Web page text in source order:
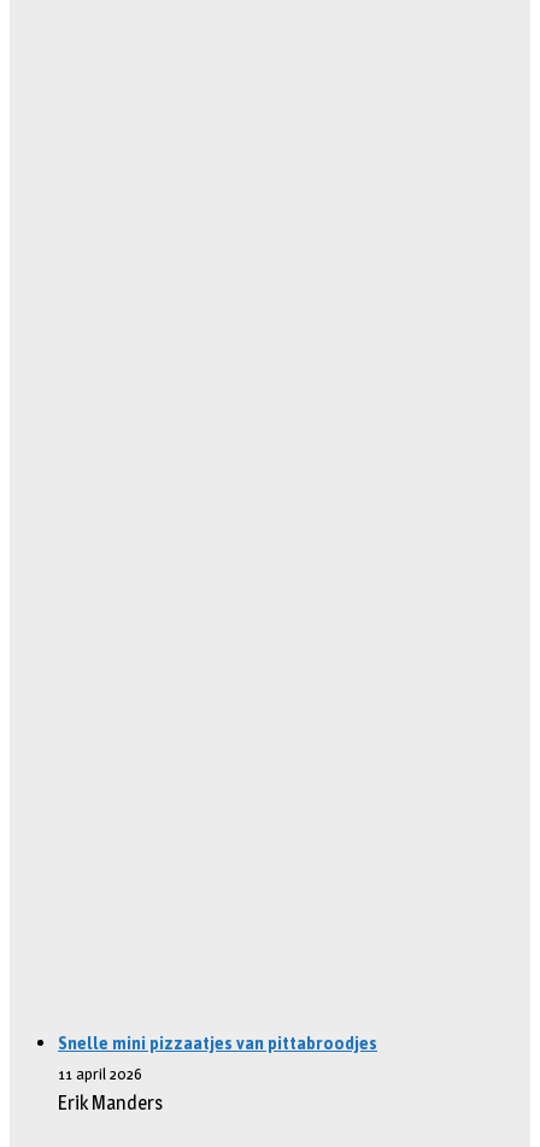
Snelle mini pizzaatjes van pittabroodjes
11 april 2026
Erik Manders